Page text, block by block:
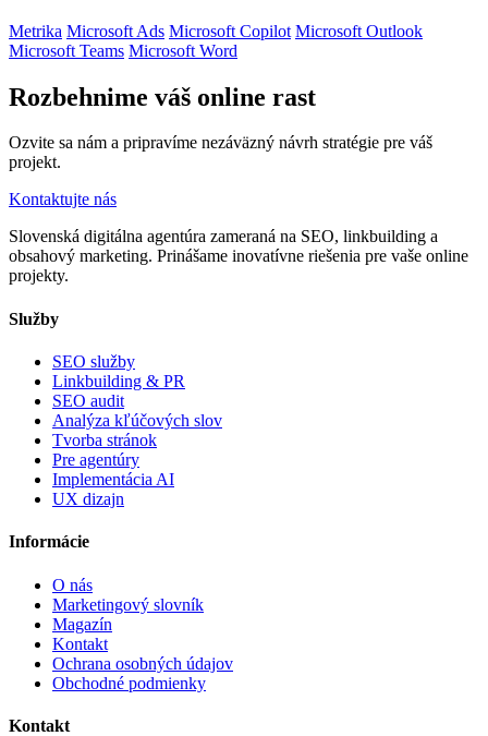
Metrika Microsoft Ads Microsoft Copilot Microsoft Outlook
Microsoft Teams Microsoft Word
Rozbehnime váš online rast
Ozvite sa nám a pripravíme nezáväzný návrh stratégie pre váš
projekt.
Kontaktujte nás
Slovenská digitálna agentúra zameraná na SEO, linkbuilding a
obsahový marketing. Prinášame inovatívne riešenia pre vaše online
projekty.
Služby
SEO služby
Linkbuilding & PR
SEO audit
Analýza kľúčových slov
Tvorba stránok
Pre agentúry
Implementácia AI
UX dizajn
Informácie
O nás
Marketingový slovník
Magazín
Kontakt
Ochrana osobných údajov
Obchodné podmienky
Kontakt